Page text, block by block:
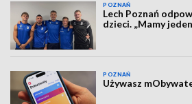
POZNAŃ
Lech Poznań
dzieci. „Mamy
POZNAŃ
Używasz